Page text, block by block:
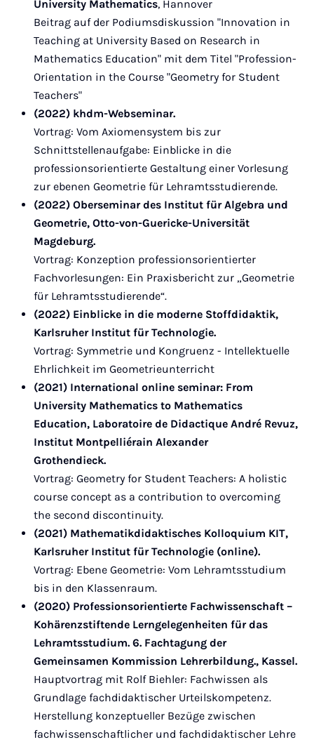
University Mathematics, Hannover
Beitrag auf der Podiumsdiskussion "Innovation in
Teaching at University Based on Research in
Mathematics Education" mit dem Titel "Profession-
Orientation in the Course "Geometry for Student
Teachers"
(2022) khdm-Webseminar.
Vortrag: Vom Axiomensystem bis zur
Schnittstellenaufgabe: Einblicke in die
professionsorientierte Gestaltung einer Vorlesung
zur ebenen Geometrie für Lehramtsstudierende.
(2022) Oberseminar des Institut für Algebra und
Geometrie, Otto-von-Guericke-Universität
Magdeburg.
Vortrag: Konzeption professionsorientierter
Fachvorlesungen: Ein Praxisbericht zur „Geometrie
für Lehramtsstudierende“.
(2022) Einblicke in die moderne Stoffdidaktik,
Karlsruher Institut für Technologie.
Vortrag: Symmetrie und Kongruenz - Intellektuelle
Ehrlichkeit im Geometrieunterricht
(2021) International online seminar: From
University Mathematics to Mathematics
Education, Laboratoire de Didactique André Revuz,
Institut Montpelliérain Alexander
Grothendieck.
Vortrag: Geometry for Student Teachers: A holistic
course concept as a contribution to overcoming
the second discontinuity.
(2021) Mathematikdidaktisches Kolloquium KIT,
Karlsruher Institut für Technologie (online).
Vortrag: Ebene Geometrie: Vom Lehramtsstudium
bis in den Klassenraum.
(2020) Professionsorientierte Fachwissenschaft –
Kohärenzstiftende Lerngelegenheiten für das
Lehramtsstudium. 6. Fachtagung der
Gemeinsamen Kommission Lehrerbildung., Kassel.
Hauptvortrag mit Rolf Biehler: Fachwissen als
Grundlage fachdidaktischer Urteilskompetenz.
Herstellung konzeptueller Bezüge zwischen
fachwissenschaftlicher und fachdidaktischer Lehre